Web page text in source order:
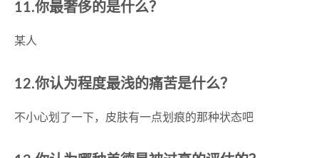
11.你最奢侈的是什么？
某人
12.你认为程度最浅的痛苦是什么？
不小心划了一下，皮肤有一点划痕的那种状态吧